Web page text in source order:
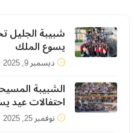
شبيبة الجليل
يسوع الملك
ديسمبر 9, 2025
الشبيبة
احتفالات عيد
نوفمبر 25, 2025